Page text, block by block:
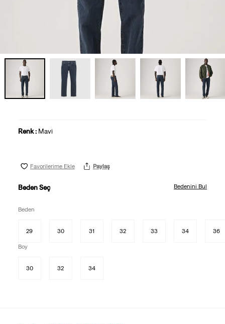
Renk : Mavi
Favorilerime Ekle Paylaş
Beden Seç Bedenini Bul
Beden
29 30 31 32 33 34 36
Boy
30 32 34